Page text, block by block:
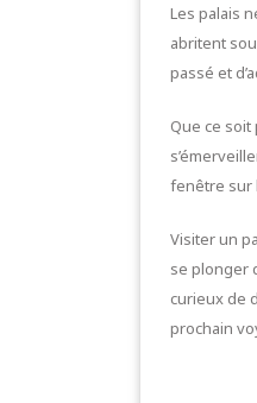
Les palais
abritent
passé et
Que ce
fenêtre sur
Visiter un
se plonger
curieux de
prochain